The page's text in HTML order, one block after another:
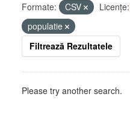
Formate:
CSV Licenţe:
populatie
Filtrează Rezultatele
Please try another search.